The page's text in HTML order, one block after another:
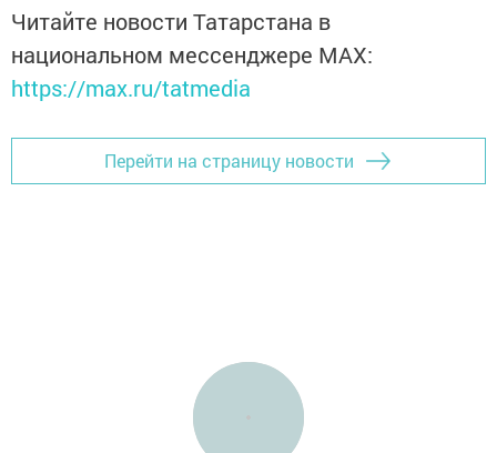
Читайте новости Татарстана в
национальном мессенджере MАХ:
https://max.ru/tatmedia
Перейти на страницу новости